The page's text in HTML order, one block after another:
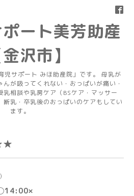
ート美芳助産
沢市】
児サポート みほ助産院」です。 母乳が
が吸ってくれない・おっぱいが痛い・
乳相談や乳房ケア（BSケア・マッサー
断乳・卒乳後のおっぱいのケアもしてい
ます。